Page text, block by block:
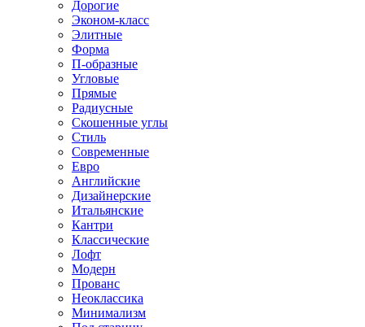
Дорогие
Эконом-класс
Элитные
Форма
П-образные
Угловые
Прямые
Радиусные
Скошенные углы
Стиль
Современные
Евро
Английские
Дизайнерские
Итальянские
Кантри
Классические
Лофт
Модерн
Прованс
Неоклассика
Минимализм